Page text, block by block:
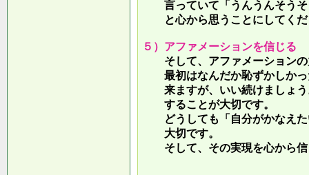
言っていて 「うんうんそう
と心から思うことにしてくだ
５）アファメーションを信じる
そして、アファメーションの
最初はなんだか恥ずかしかっ
来ますが、いい続けましょう
することが大切です。
どうしても「自分がかなえた
大切です。
そして、その実現を心から信